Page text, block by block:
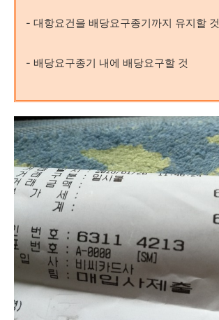
- 대항요건을 배당요구종기까지 유지할 것
- 배당요구종기 내에 배당요구할 것